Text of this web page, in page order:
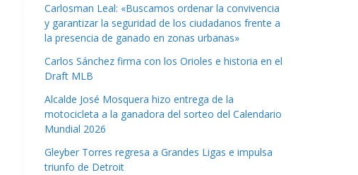
Carlosman Leal: «Buscamos ordenar la convivencia
y garantizar la seguridad de los ciudadanos frente a
la presencia de ganado en zonas urbanas»
Carlos Sánchez firma con los Orioles e historia en el
Draft MLB
Alcalde José Mosquera hizo entrega de la
motocicleta a la ganadora del sorteo del Calendario
Mundial 2026
Gleyber Torres regresa a Grandes Ligas e impulsa
triunfo de Detroit